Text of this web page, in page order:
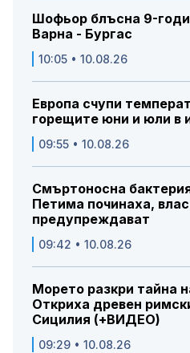
Шофьор блъсна 9-
Варна - Бургас
10:05 • 10.08.26
Европа счупи
горещите юни и юли в
09:55 • 10.08.26
Смъртоносна
Петима починаха,
предупреждават
09:42 • 10.08.26
Морето разкри тайна
Откриха древен
Сицилия (+ВИДЕО)
09:29 • 10.08.26